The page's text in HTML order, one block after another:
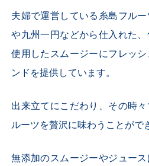
夫婦で運営している糸島フル
や九州一円などから仕入れた
使用したスムージーにフレッ
ンドを提供しています。
出来立てにこだわり、その時
ルーツを贅沢に味わうことがで
無添加のスムージーやジュー